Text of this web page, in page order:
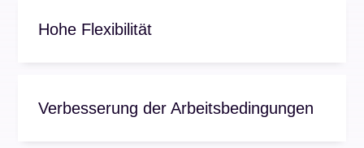
Hohe Flexibilität
Verbesserung der Arbeitsbedingungen